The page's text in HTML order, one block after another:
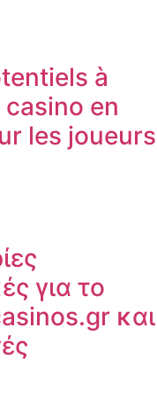
à
en
les joueurs
για το
και